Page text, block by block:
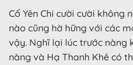
Cố Yên Chi cười cười không
nào cũng hờ hững với các
vậy. Nghĩ lại lúc trước nàng
nàng và Hạ Thanh Khê có